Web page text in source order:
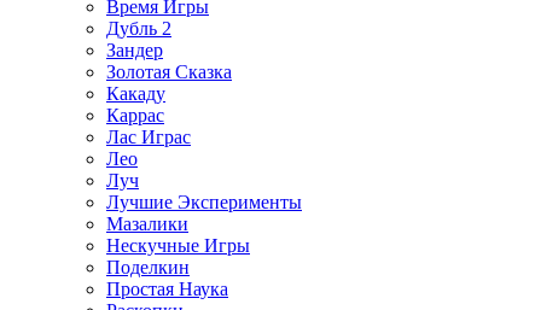
Время Игры
Дубль 2
Зандер
Золотая Сказка
Какаду
Каррас
Лас Играс
Лео
Луч
Лучшие Эксперименты
Мазалики
Нескучные Игры
Поделкин
Простая Наука